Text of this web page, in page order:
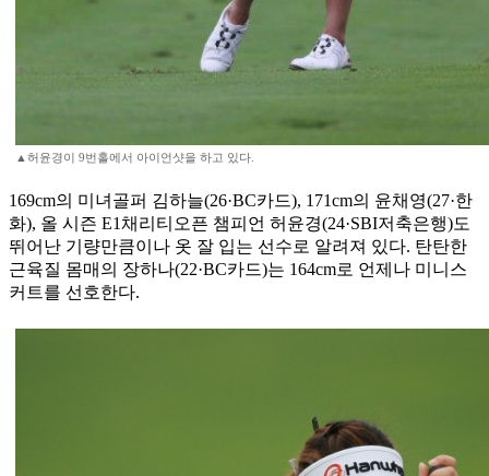
▲허윤경이 9번홀에서 아이언샷을 하고 있다.
169cm의 미녀골퍼 김하늘(26·BC카드), 171cm의 윤채영(27·한
화), 올 시즌 E1채리티오픈 챔피언 허윤경(24·SBI저축은행)도
뛰어난 기량만큼이나 옷 잘 입는 선수로 알려져 있다. 탄탄한
근육질 몸매의 장하나(22·BC카드)는 164cm로 언제나 미니스
커트를 선호한다.